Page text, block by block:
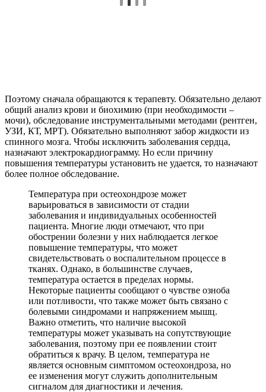
Поэтому сначала обращаются к терапевту. Обязательно делают
общий анализ крови и биохимию (при необходимости –
мочи), обследование инструментальными методами (рентген,
УЗИ, КТ, МРТ). Обязательно выполняют забор жидкости из
спинного мозга. Чтобы исключить заболевания сердца,
назначают электрокардиограмму. Но если причину
повышения температуры установить не удается, то назначают
более полное обследование.
Температура при остеохондрозе может
варьироваться в зависимости от стадии
заболевания и индивидуальных особенностей
пациента. Многие люди отмечают, что при
обострении болезни у них наблюдается легкое
повышение температуры, что может
свидетельствовать о воспалительном процессе в
тканях. Однако, в большинстве случаев,
температура остается в пределах нормы.
Некоторые пациенты сообщают о чувстве озноба
или потливости, что также может быть связано с
болевыми синдромами и напряжением мышц.
Важно отметить, что наличие высокой
температуры может указывать на сопутствующие
заболевания, поэтому при ее появлении стоит
обратиться к врачу. В целом, температура не
является основным симптомом остеохондроза, но
ее изменения могут служить дополнительным
сигналом для диагностики и лечения.